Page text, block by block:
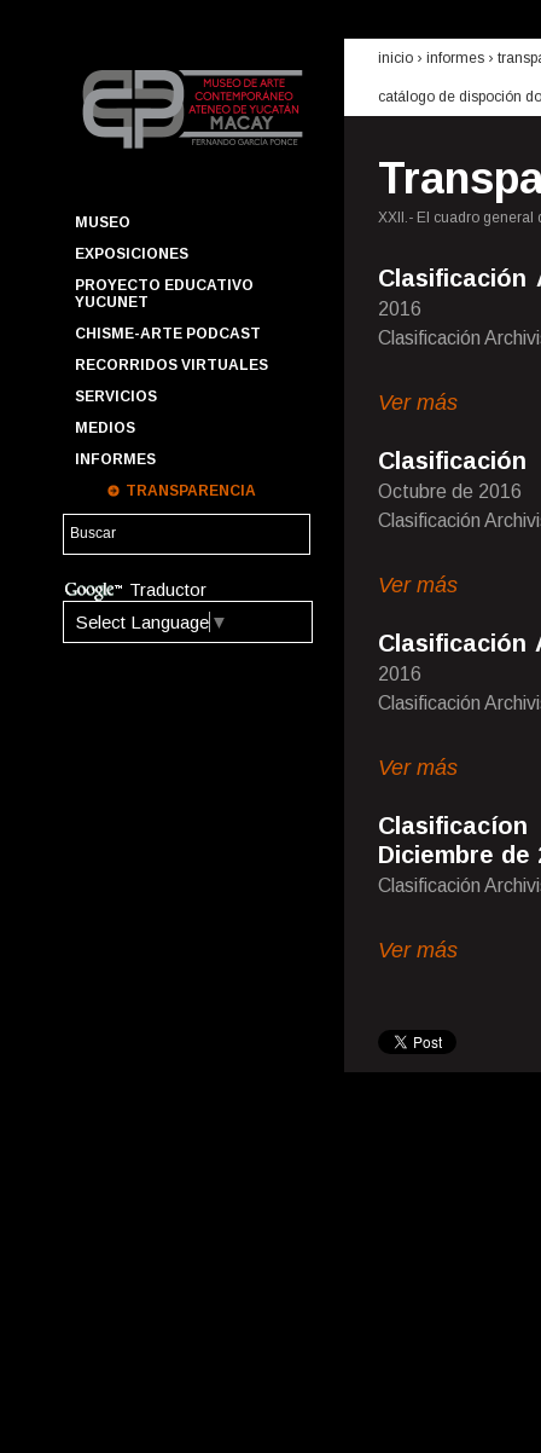
MUSEO
EXPOSICIONES
PROYECTO EDUCATIVO
YUCUNET
CHISME-ARTE PODCAST
RECORRIDOS VIRTUALES
SERVICIOS
MEDIOS
INFORMES
TRANSPARENCIA
Traductor
Select Language ▼
inicio › informes ›
catálogo de dispoción
XXII.- El cuadro general
Clasificación
2016
Clasificación
Ver más
Octubre de 2016
Clasificación
Ver más
Clasificación
2016
Clasificación
Ver más
Diciembre de
Clasificación
Ver más